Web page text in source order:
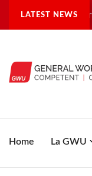
LATEST NEWS
una controversia
Home La GWU